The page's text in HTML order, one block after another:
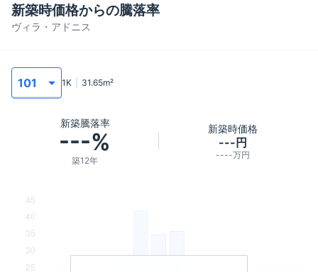
ヴィラ・アドニス
新築時価格からの騰落率
1K 31.65m²
新築騰落率
---%
築12年
新築時価格
---円
----万円